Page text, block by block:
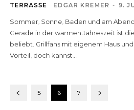
TERRASSE EDGAR KREMER - 9.
Sommer, Sonne, Baden und am
Gerade in der warmen Jahreszeit ist
beliebt. Grillfans mit eigenem Haus
Vorteil, doch kannst...
5 6 7